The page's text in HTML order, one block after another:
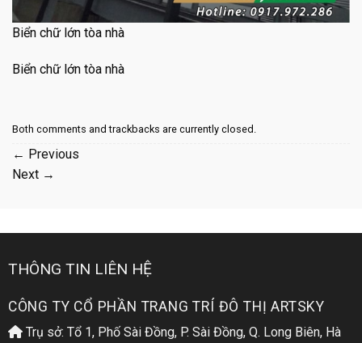
Biển chữ lớn tòa nhà
Biển chữ lớn tòa nhà
Both comments and trackbacks are currently closed.
← Previous
Next →
THÔNG TIN LIÊN HỆ
CÔNG TY CỔ PHẦN TRANG TRÍ ĐÔ THỊ ARTSKY
Trụ sở: Tổ 1, Phố Sài Đồng, P. Sài Đồng, Q. Long Biên, Hà